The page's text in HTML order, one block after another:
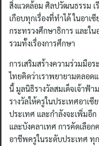
สิ่งแวดล้อม ศิลปวัฒนธรรม เ
เกือบทุกเรื่องที่ทำได้ ในอา
กระทรวงศึกษาธิการ และใน
รวมทั้งเรื่องการศึกษา
การเสริมสร้างความร่วมมือ
ไทยคิดว่าเราพยายามตลอด
นี้ มูลนิธิรางวัลสมเด็จเจ้าฟ้
รางวัลให้ครูในประเทศอาเซี
ประเทศ และกำลังจะเพิ่มอีก
และบังคลาเทศ การคัดเลือก
อาชีพครูในระดับประเทศ ทุ